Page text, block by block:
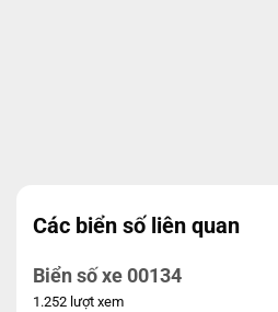
Các biển số liên quan
Biển số xe 00134
1.252 lượt xem